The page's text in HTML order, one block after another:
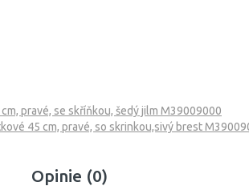
pravé, se skříňkou, šedý jilm M39009000
45 cm, pravé, so skrinkou,sivý brest
Opinie (0)